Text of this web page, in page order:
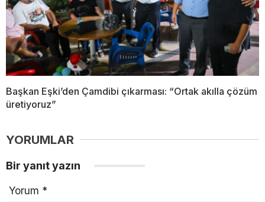
Başkan Eşki’den Çamdibi çıkarması: “Ortak akılla çözüm
üretiyoruz”
YORUMLAR
Bir yanıt yazın
Yorum *